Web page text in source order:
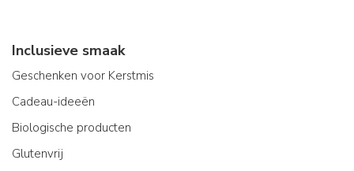
Inclusieve smaak
Geschenken voor Kerstmis
Cadeau-ideeën
Biologische producten
Glutenvrij